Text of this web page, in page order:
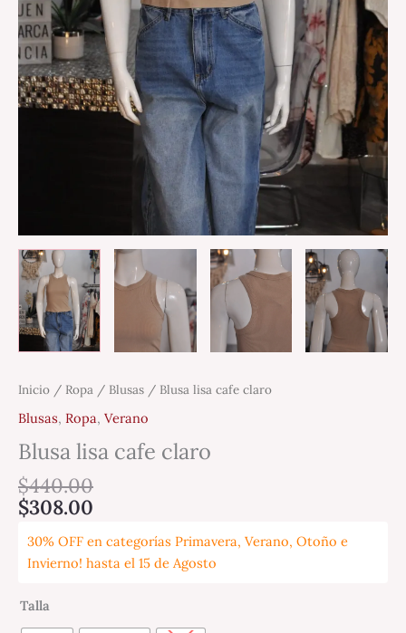
Inicio / Ropa / Blusas / Blusa lisa cafe claro
Blusas, Ropa, Verano
Blusa lisa cafe claro
$440.00
$308.00
30% OFF en categorías Primavera, Verano, Otoño e
Invierno! hasta el 15 de Agosto
Talla